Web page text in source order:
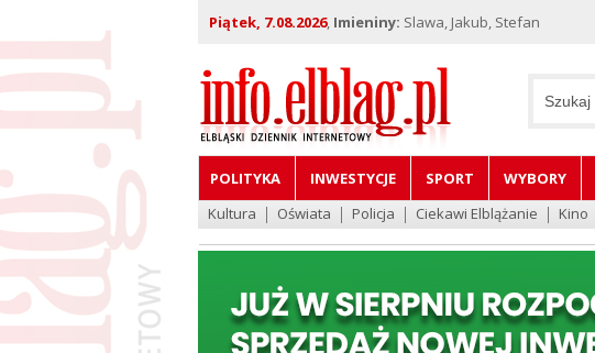
Piątek, 7.08.2026, Imieniny: Slawa, Jakub, Stefan
POLITYKA INWESTYCJE SPORT WYBORY
Kultura
Oświata Policja Ciekawi Elblążanie Kino